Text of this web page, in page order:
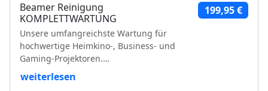
Reinigung der Kühlkörper
Objektivreinigung
Entfernung loser Staubablagerungen im
Geräteinneren
Prüfung der Bildqualität
Funktionsprüfung
Beamer Reinigung
KOMPLETTWARTUNG
Unsere umfangreichste Wartung für
hochwertige Heimkino-, Business- und
Gaming-Projektoren.
Leistungsumfang:
weiterlesen
199,95 €